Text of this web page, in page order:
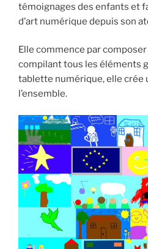
témoignages des enfants et
d’art numérique depuis son
Elle commence par
compilant tous les éléments
tablette numérique, elle crée
l’ensemble.